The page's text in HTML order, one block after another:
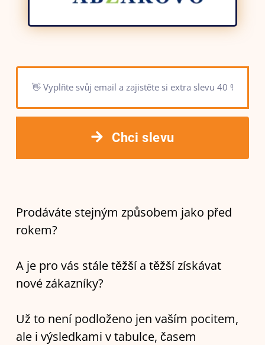
Chci slevu
Prodáváte stejným způsobem jako před
rokem?
A je pro vás stále těžší a těžší získávat
nové zákazníky?
Už to není podloženo jen vaším pocitem,
ale i výsledkami v tabulce, časem